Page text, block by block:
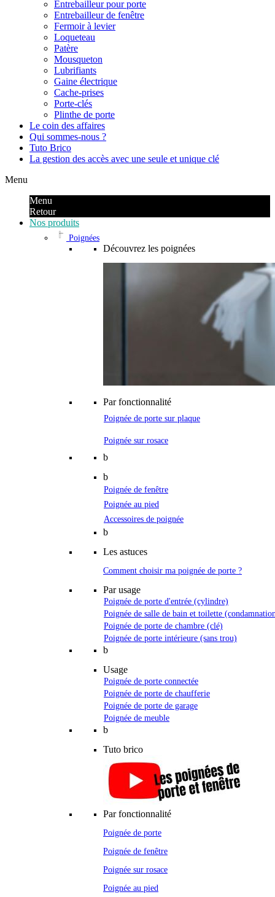
Entrebailleur pour porte
Entrebailleur de fenêtre
Fermoir à levier
Loqueteau
Patère
Mousqueton
Lubrifiants
Gaine électrique
Cache-prises
Porte-clés
Plinthe de porte
Le coin des affaires
Qui sommes-nous ?
Tuto Brico
La gestion des accès avec une seule et unique clé
Menu
Menu
Retour
Nos produits
Poignées
Découvrez les poignées
Par fonctionnalité
Poignée de porte sur plaque
Poignée sur rosace
b
b
Poignée de fenêtre
Poignée au pied
Accessoires de poignée
b
Les astuces
Comment choisir ma poignée de porte ?
Par usage
Poignée de porte d'entrée (cylindre)
Poignée de salle de bain et toilette
Poignée de porte de chambre (clé)
Poignée de porte intérieure (sans trou)
b
Usage
Poignée de porte connectée
Poignée de porte de chaufferie
Poignée de porte de garage
Poignée de meuble
b
Tuto brico
Par fonctionnalité
Poignée de porte
Poignée de fenêtre
Poignée sur rosace
Poignée au pied